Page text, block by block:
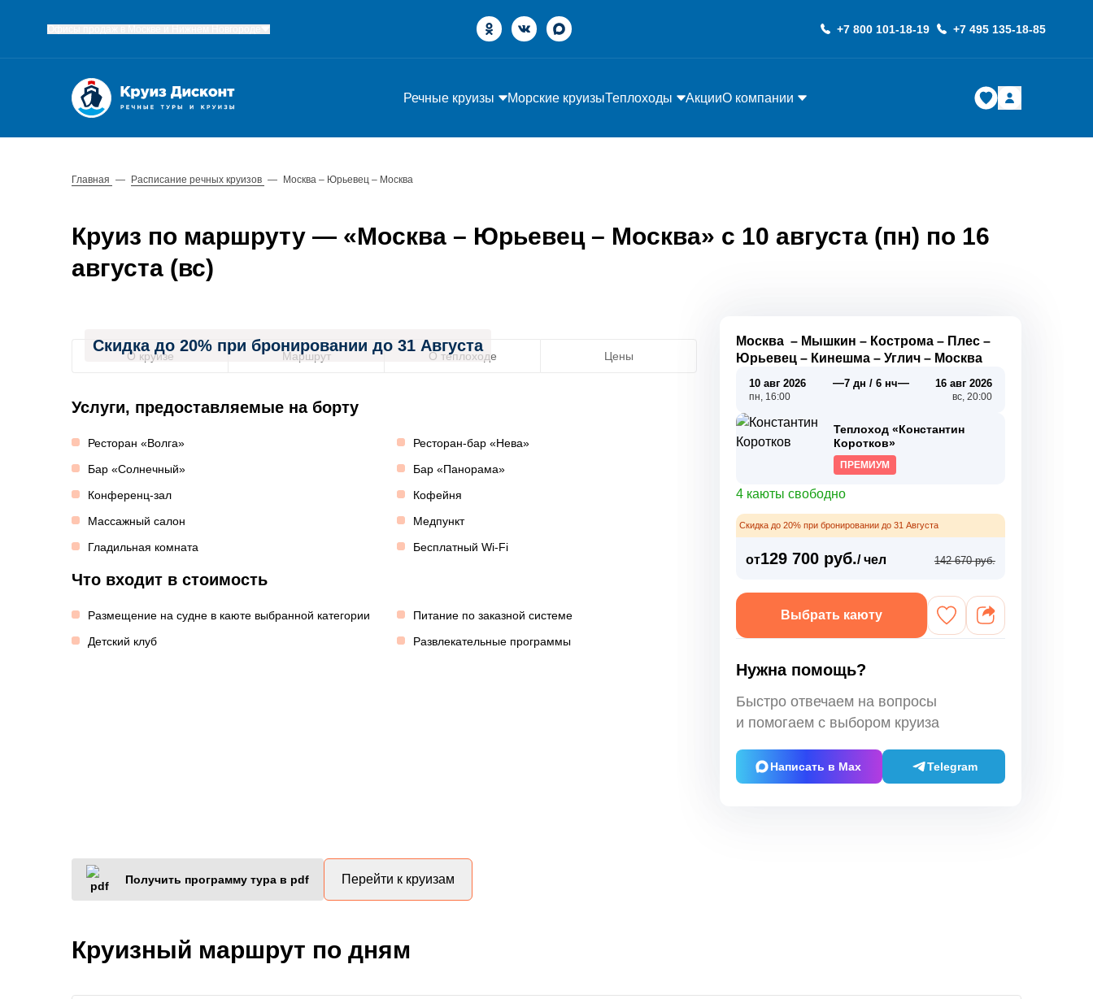
+7 800 101-18-19 +7 495 135-18-85
Речные круизы Морские круизыТеплоходы АкцииО компании
Главная — Расписание речных круизов — Москва – Юрьевец – Москва
Круиз по маршруту — «Москва – Юрьевец – Москва» с 10 августа (пн) по 16
августа (вс)
Скидка до 20% при бронировании до 31 Августа
О круизе Маршрут О теплоходе Цены
Услуги, предоставляемые на борту
Ресторан «Волга»
Ресторан-бар «Нева»
Бар «Солнечный»
Бар «Панорама»
Конференц-зал
Кофейня
Массажный салон
Медпункт
Гладильная комната
Бесплатный Wi-Fi
Что входит в стоимость
Размещение на судне в каюте выбранной категории
Питание по заказной системе
Детский клуб
Развлекательные программы
Москва – Мышкин – Кострома – Плес –
Юрьевец – Кинешма –Углич – Москва
10 авг 2026
пн, 16:00
—7 дн / 6 нч— 16 авг 2026
вс, 20:00
Теплоход «Константин
Коротков»
ПРЕМИУМ
4 каюты свободно
Скидка до 20% при бронировании до 31 Августа
от129 700 руб./ чел 142 670 руб.
Выбрать каюту
Нужна помощь?
Быстро отвечаем на вопросы
и помогаем с выбором круиза
Написать в Max Telegram
Получить программу тура в pdf Перейти к круизам
Круизный маршрут по дням